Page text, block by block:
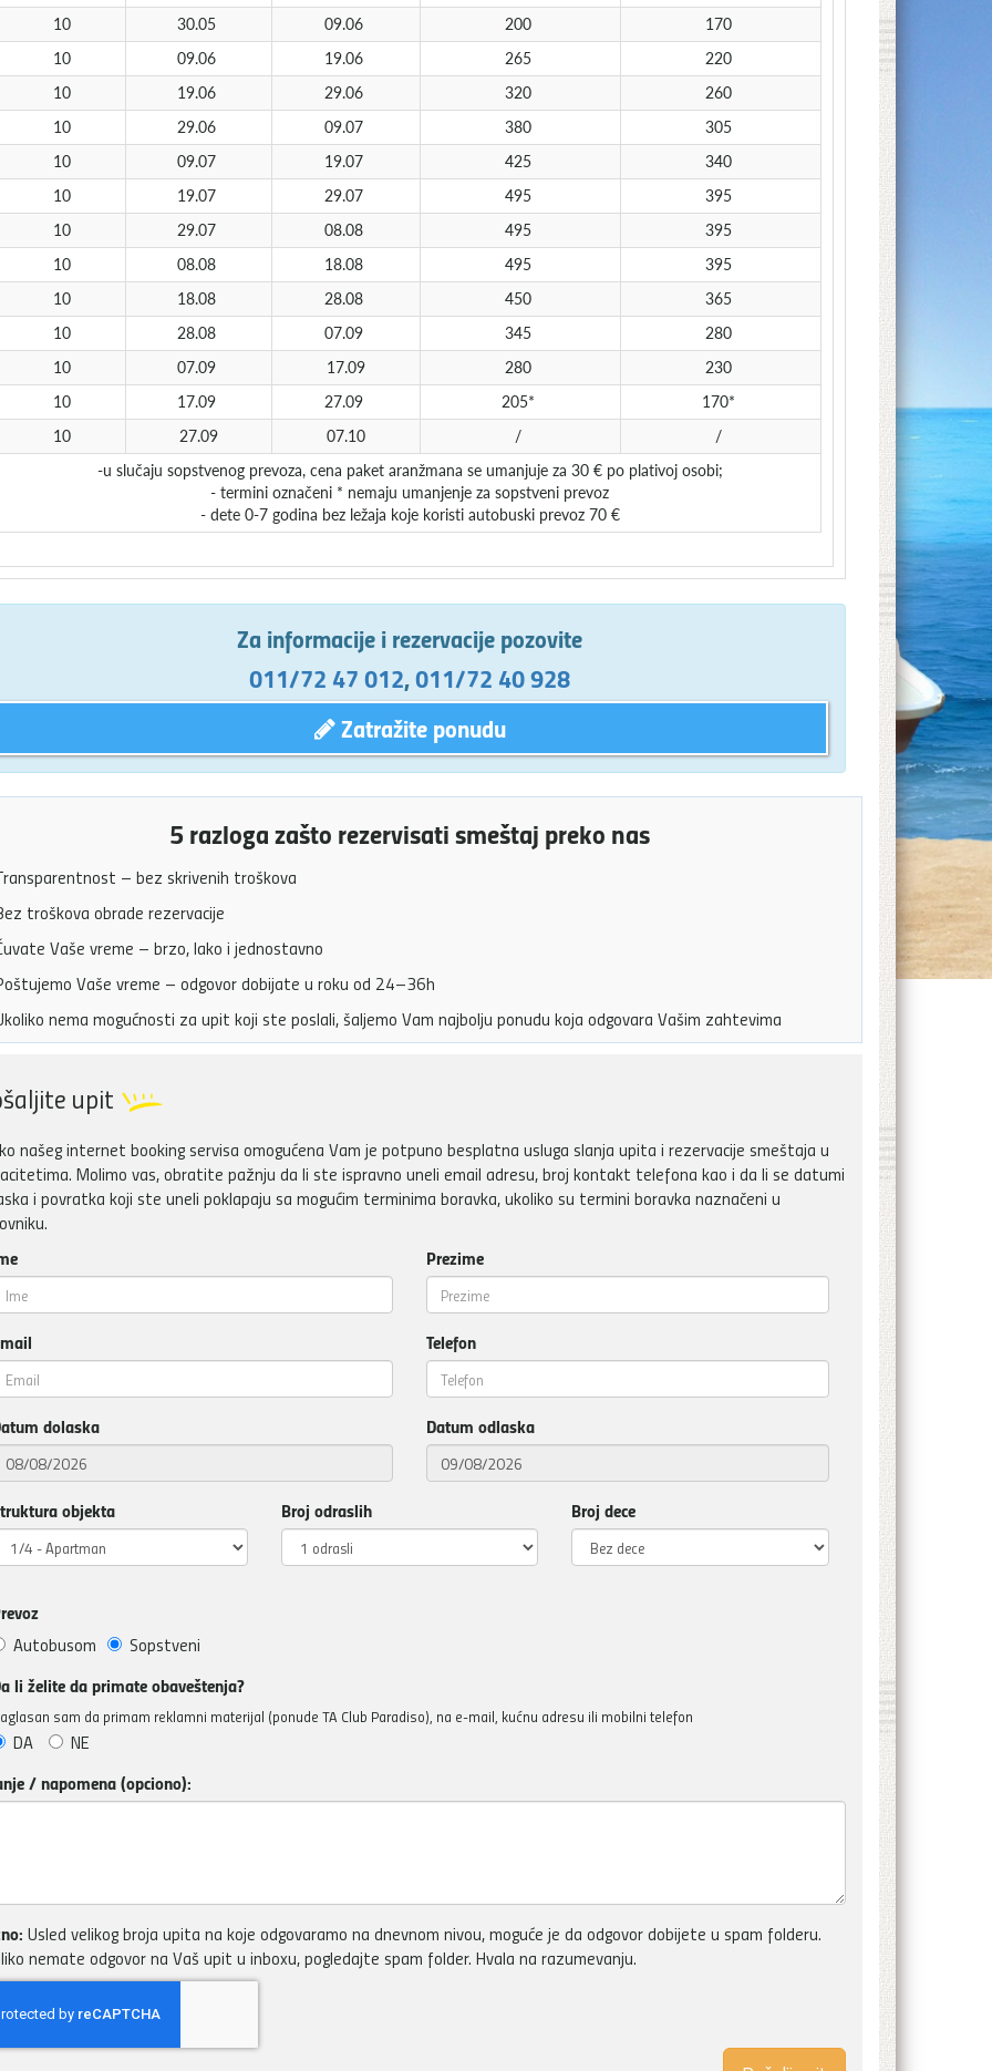
10
30.05 09.06 200
170
10
09.06 19.06 265
220
10
19.06 29.06 320
260
10
29.06 09.07 380
305
10
09.07 19.07 425
340
10
19.07 29.07 495
395
10
29.07 08.08 495
395
10
08.08 18.08 495
395
10
18.08 28.08 450
365
10
28.08 07.09 345
280
10
07.09 17.09 280
230
10
17.09 27.09 205*
170*
10
27.09 07.10 /
/
-u slučaju sopstvenog prevoza, cena paket aranžmana se umanjuje za 30 € po plativoj osobi;
- termini označeni * nemaju umanjenje za sopstveni prevoz
- dete 0-7 godina bez ležaja koje koristi autobuski prevoz 70 €
Za informacije i rezervacije pozovite
011/72 47 012,011/72 40 928
Zatražite ponudu
5 razloga zašto rezervisati smeštaj preko nas
– bez skrivenih troškova
troškova obrade rezervacije
Vaše vreme – brzo, lako i jednostavno
Vaše vreme – odgovor dobijate u roku od 24–36h
nema mogućnosti za upit koji ste poslali, šaljemo Vam najbolju ponudu koja odgovara Vašim zahtevima
upit
našeg internet booking servisa omogućena Vam je potpuno besplatna usluga slanja upita i rezervacije smeštaja u
Molimo vas, obratite pažnju da li ste ispravno uneli email adresu, broj kontakt telefona kao i da li se datumi
i povratka koji ste uneli poklapaju sa mogućim terminima boravka, ukoliko su termini boravka naznačeni u
Prezime
Telefon
dolaska Datum odlaska
objekta Broj odraslih Broj dece
Autobusom Sopstveni
li želite da primate obaveštenja?
sam da primam reklamni materijal (ponude TA Club Paradiso), na e-mail, kućnu adresu ili mobilni telefon
DA NE
/ napomena (opciono):
Usled velikog broja upita na koje odgovaramo na dnevnom nivou, moguće je da odgovor dobijete u spam folderu.
nemate odgovor na Vaš upit u inboxu, pogledajte spam folder. Hvala na razumevanju.